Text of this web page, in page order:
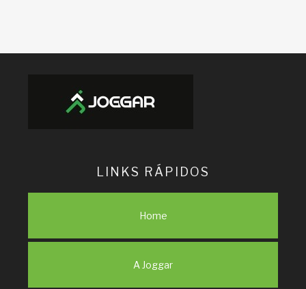
LINKS RÁPIDOS
Home
A Joggar